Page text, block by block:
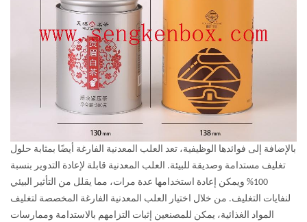
بالإضافة إلى فوائدها الوظيفية، تعد العلب المعدنية الفارغة أيضًا بمثابة حلول
تغليف مستدامة وصديقة للبيئة. العلب المعدنية قابلة لإعادة التدوير بنسبة
100% ويمكن إعادة استخدامها عدة مرات، مما يقلل من التأثير البيئي
لنفايات التغليف. من خلال اختيار العلب المعدنية الفارغة المخصصة لتغليف
المواد الغذائية، يمكن للمصنعين إثبات التزامهم بالاستدامة وممارسات